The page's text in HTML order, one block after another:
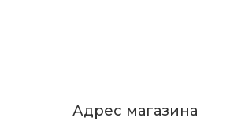
Адрес магазина